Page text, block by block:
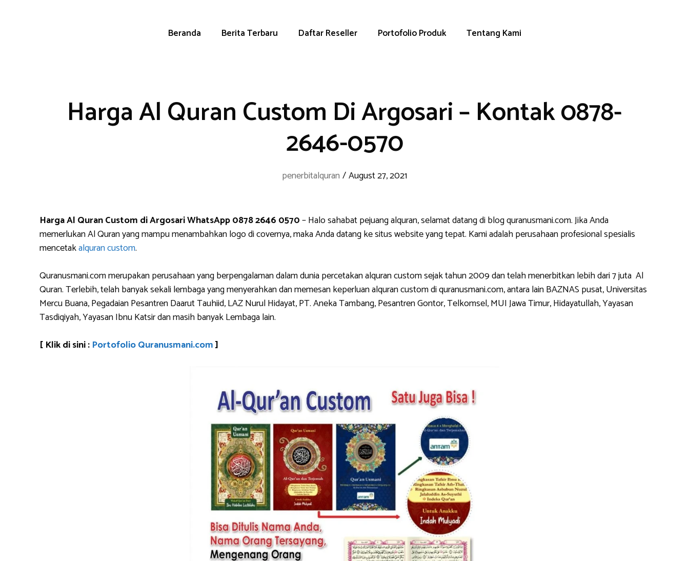
Beranda Berita Terbaru Daftar Reseller Portofolio Produk Tentang Kami
Harga Al Quran Custom Di Argosari – Kontak 0878-
2646-0570
penerbitalquran /August 27, 2021
Harga Al Quran Custom di Argosari WhatsApp 0878 2646 0570– Halo sahabat pejuang alquran, selamat datang di blog quranusmani.com. Jika Anda
memerlukan Al Quran yang mampu menambahkan logo di covernya, maka Anda datang ke situs website yang tepat. Kami adalah perusahaan profesional spesialis
mencetakalquran custom.
Quranusmani.com merupakan perusahaan yang berpengalaman dalam dunia percetakan alquran custom sejak tahun 2009 dan telah menerbitkan lebih dari 7 juta Al
Quran. Terlebih, telah banyak sekali lembaga yang menyerahkan dan memesan keperluan alquran custom di quranusmani.com, antara lain BAZNAS pusat, Universitas
Mercu Buana, Pegadaian Pesantren Daarut Tauhiid, LAZ Nurul Hidayat, PT. Aneka Tambang, Pesantren Gontor, Telkomsel, MUI Jawa Timur, Hidayatullah, Yayasan
Tasdiqiyah, Yayasan Ibnu Katsir dan masih banyak Lembaga lain.
[ Klik di sini : Portofolio Quranusmani.com]